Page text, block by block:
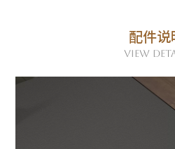
配件说
VIEW